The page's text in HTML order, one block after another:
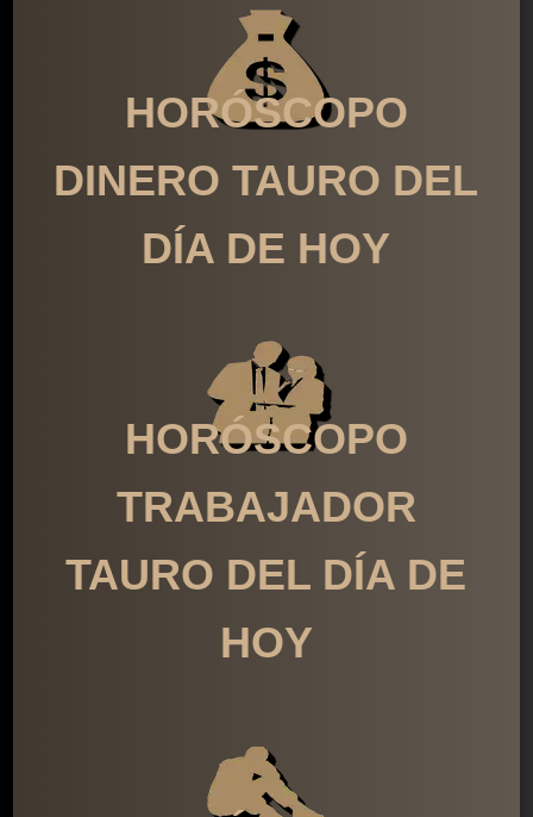
HORÓSCOPO
DINERO TAURO DEL
DÍA DE HOY
HORÓSCOPO
TRABAJADOR
TAURO DEL DÍA DE
HOY